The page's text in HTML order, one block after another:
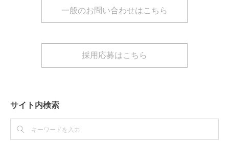
一般のお問い合わせはこちら
採用応募はこちら
サイト内検索